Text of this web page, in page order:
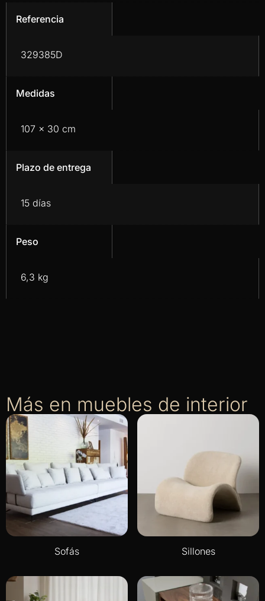
Referencia
329385D
Medidas
107 x 30 cm
Plazo de entrega
15 días
Peso
6,3 kg
Más en muebles de interior
Sofás Sillones